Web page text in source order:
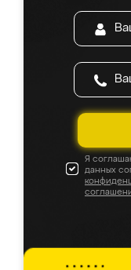
Я
данных